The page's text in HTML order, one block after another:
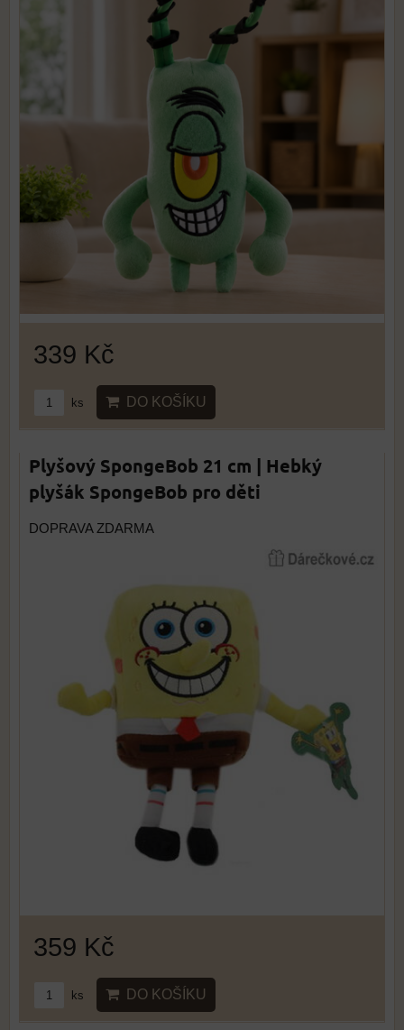
339 Kč
ks DO KOŠÍKU
Plyšový SpongeBob 21 cm | Hebký
plyšák SpongeBob pro děti
DOPRAVA ZDARMA
359 Kč
ks DO KOŠÍKU